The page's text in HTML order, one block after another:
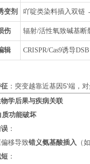
变剂 吖啶类染料插入双链
伤 辐射/活性氧致碱基
辑 CRISPR/Cas9诱导
：突变越靠近基因5'端，
学后果与疾病关联
质功能破坏
：
移导致错义氨基酸插入
（
：